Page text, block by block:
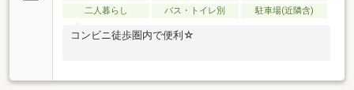
二人暮らし
バス・トイレ別 駐車場(近隣含)
コンビニ徒歩圏内で便利☆